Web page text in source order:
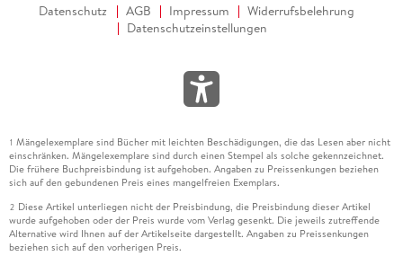
Datenschutz AGB Impressum
Widerrufsbelehrung
Datenschutzeinstellungen
1 Mängelexemplare sind Bücher mit leichten Beschädigungen, die das Lesen aber nicht
einschränken. Mängelexemplare sind durch einen Stempel als solche gekennzeichnet.
Die frühere Buchpreisbindung ist aufgehoben. Angaben zu Preissenkungen beziehen
sich auf den gebundenen Preis eines mangelfreien Exemplars.
2 Diese Artikel unterliegen nicht der Preisbindung, die Preisbindung dieser Artikel
wurde aufgehoben oder der Preis wurde vom Verlag gesenkt. Die jeweils zutreffende
Alternative wird Ihnen auf der Artikelseite dargestellt. Angaben zu Preissenkungen
beziehen sich auf den vorherigen Preis.